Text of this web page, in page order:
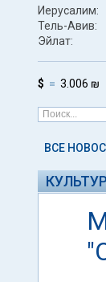
Иерусалим:
Тель-Авив:
Эйлат:
$ 3.006 ₪
ВСЕ